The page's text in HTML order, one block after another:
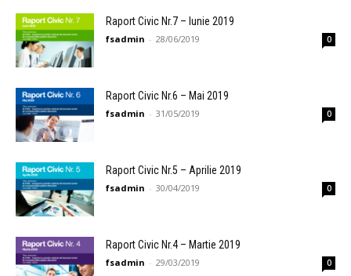
Raport Civic Nr.7 – Iunie 2019
fsadmin - 28/06/2019 0
Raport Civic Nr.6 – Mai 2019
fsadmin - 31/05/2019 0
Raport Civic Nr.5 – Aprilie 2019
fsadmin - 30/04/2019 0
Raport Civic Nr.4 – Martie 2019
fsadmin - 29/03/2019 0